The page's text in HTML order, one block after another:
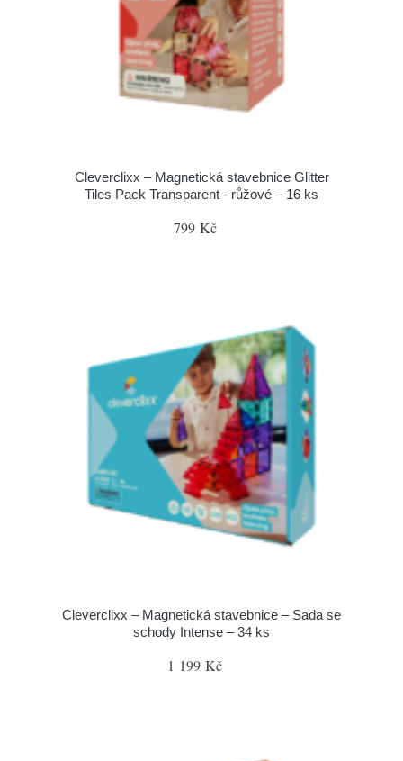
Cleverclixx – Magnetická stavebnice Glitter
Tiles Pack Transparent - růžové – 16 ks
799 Kč
Cleverclixx – Magnetická stavebnice – Sada se
schody Intense – 34 ks
1 199 Kč